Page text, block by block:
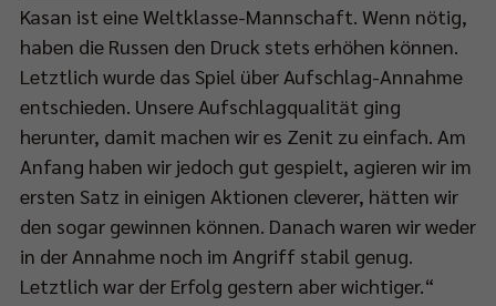
Kasan ist eine Weltklasse-Mannschaft. Wenn nötig,
haben die Russen den Druck stets erhöhen können.
Letztlich wurde das Spiel über Aufschlag-Annahme
entschieden. Unsere Aufschlagqualität ging
herunter, damit machen wir es Zenit zu einfach. Am
Anfang haben wir jedoch gut gespielt, agieren wir im
ersten Satz in einigen Aktionen cleverer, hätten wir
den sogar gewinnen können. Danach waren wir weder
in der Annahme noch im Angriff stabil genug.
Letztlich war der Erfolg gestern aber wichtiger.“